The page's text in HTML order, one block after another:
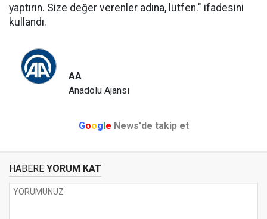
yaptırın. Size değer verenler adına, lütfen." ifadesini
kullandı.
AA
Anadolu Ajansı
Google News'de takip et
HABERE YORUM KAT